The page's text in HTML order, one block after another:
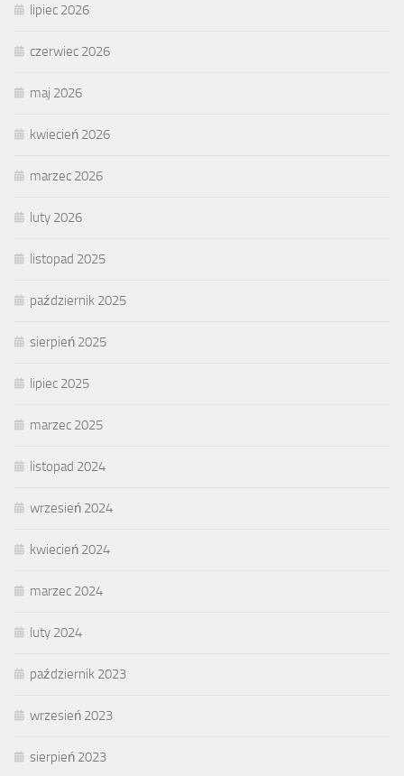
lipiec 2026
czerwiec 2026
maj 2026
kwiecień 2026
marzec 2026
luty 2026
listopad 2025
październik 2025
sierpień 2025
lipiec 2025
marzec 2025
listopad 2024
wrzesień 2024
kwiecień 2024
marzec 2024
luty 2024
październik 2023
wrzesień 2023
sierpień 2023